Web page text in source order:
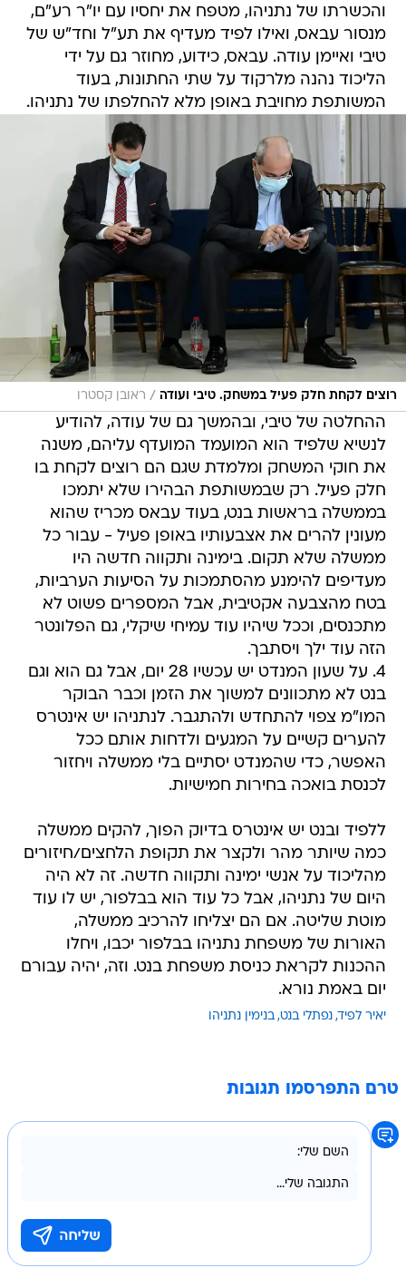
והכשרתו של נתניהו, מטפח את יחסיו עם יו"ר רע"ם,
מנסור עבאס, ואילו לפיד מעדיף את תע"ל וחד"ש של
טיבי ואיימן עודה. עבאס, כידוע, מחוזר גם על ידי
הליכוד נהנה מלרקוד על שתי החתונות, בעוד
המשותפת מחויבת באופן מלא להחלפתו של נתניהו.
רוצים לקחת חלק פעיל במשחק. טיבי ועודה / ראובן קסטרו
ההחלטה של טיבי, ובהמשך גם של עודה, להודיע
לנשיא שלפיד הוא המועמד המועדף עליהם, משנה
את חוקי המשחק ומלמדת שגם הם רוצים לקחת בו
חלק פעיל. רק שבמשותפת הבהירו שלא יתמכו
בממשלה בראשות בנט, בעוד עבאס מכריז שהוא
מעונין להרים את אצבעותיו באופן פעיל - עבור כל
ממשלה שלא תקום. בימינה ותקווה חדשה היו
מעדיפים להימנע מהסתמכות על הסיעות הערביות,
בטח מהצבעה אקטיבית, אבל המספרים פשוט לא
מתכנסים, וככל שיהיו עוד עמיחי שיקלי, גם הפלונטר
הזה עוד ילך ויסתבך.
4. על שעון המנדט יש עכשיו 28 יום, אבל גם הוא וגם
בנט לא מתכוונים למשוך את הזמן וכבר הבוקר
המו"מ צפוי להתחדש ולהתגבר. לנתניהו יש אינטרס
להערים קשיים על המגעים ולדחות אותם ככל
האפשר, כדי שהמנדט יסתיים בלי ממשלה ויחזור
לכנסת בואכה בחירות חמישיות.
ללפיד ובנט יש אינטרס בדיוק הפוך, להקים ממשלה
כמה שיותר מהר ולקצר את תקופת הלחצים/חיזורים
מהליכוד על אנשי ימינה ותקווה חדשה. זה לא היה
היום של נתניהו, אבל כל עוד הוא בבלפור, יש לו עוד
מוטת שליטה. אם הם יצליחו להרכיב ממשלה,
האורות של משפחת נתניהו בבלפור יכבו, ויחלו
ההכנות לקראת כניסת משפחת בנט. וזה, יהיה עבורם
יום באמת נורא.
יאיר לפיד נפתלי בנט בנימין נתניהו
טרם התפרסמו תגובות